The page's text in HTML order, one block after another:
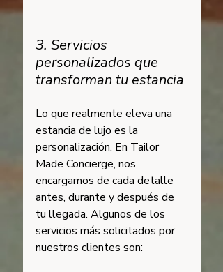
3. Servicios
personalizados que
transforman tu estancia
Lo que realmente eleva una
estancia de lujo es la
personalización. En Tailor
Made Concierge, nos
encargamos de cada detalle
antes, durante y después de
tu llegada. Algunos de los
servicios más solicitados por
nuestros clientes son: